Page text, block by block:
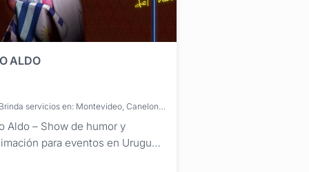
ALDO
Aldo – Show de humor y
para eventos en Uruguay.